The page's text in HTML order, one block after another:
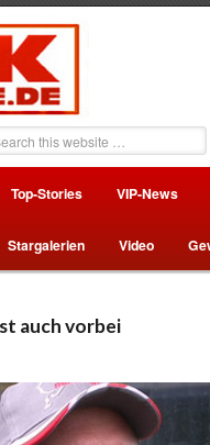
Top-Stories VIP-News
Stargalerien Video
auch vorbei